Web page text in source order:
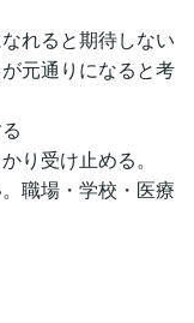
れると期待しない
元通りになると考
り受け止める。
職場・学校・医療